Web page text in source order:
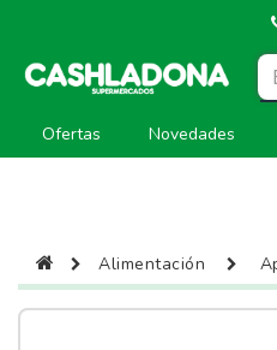
Ofertas Novedades
Alimentación